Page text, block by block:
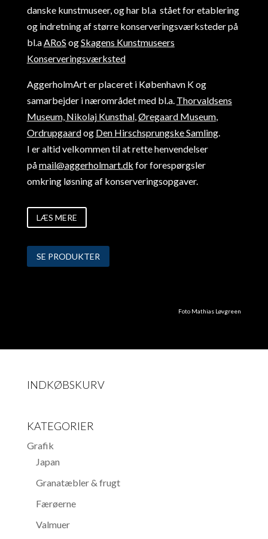
danske kunstmuseer, og har bl.a stået for etablering
og indretning af større konserveringsværksteder på
bl.a ARoS ogSkagens Kunstmuseers
Konserveringsværksted
AggerholmArt er placeret i København K og
samarbejder i nærområdet med bl.a. Thorvaldsens
Museum, Nikolaj Kunsthal, Øregaard Museum,
Ordrupgaardog Den Hirschsprungske Samling.
I er altid velkommen til at rette henvendelser
påmail@aggerholmart.dk for forespørgsler
omkring løsning af konserveringsopgaver.
LÆS MERE
SE PRODUKTER
Foto Mathias Løvgreen
INDKØBSKURV
KATEGORIER
Grafik
Japan
Granatæbler & frugt
Færøerne
Valmuer